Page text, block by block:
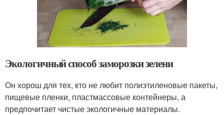
Экологичный способ заморозки зелени
Он хорош для тех, кто не любит полиэтиленовые пакеты,
пищевые пленки, пластмассовые контейнеры, а
предпочитает чистые экологичные материалы.